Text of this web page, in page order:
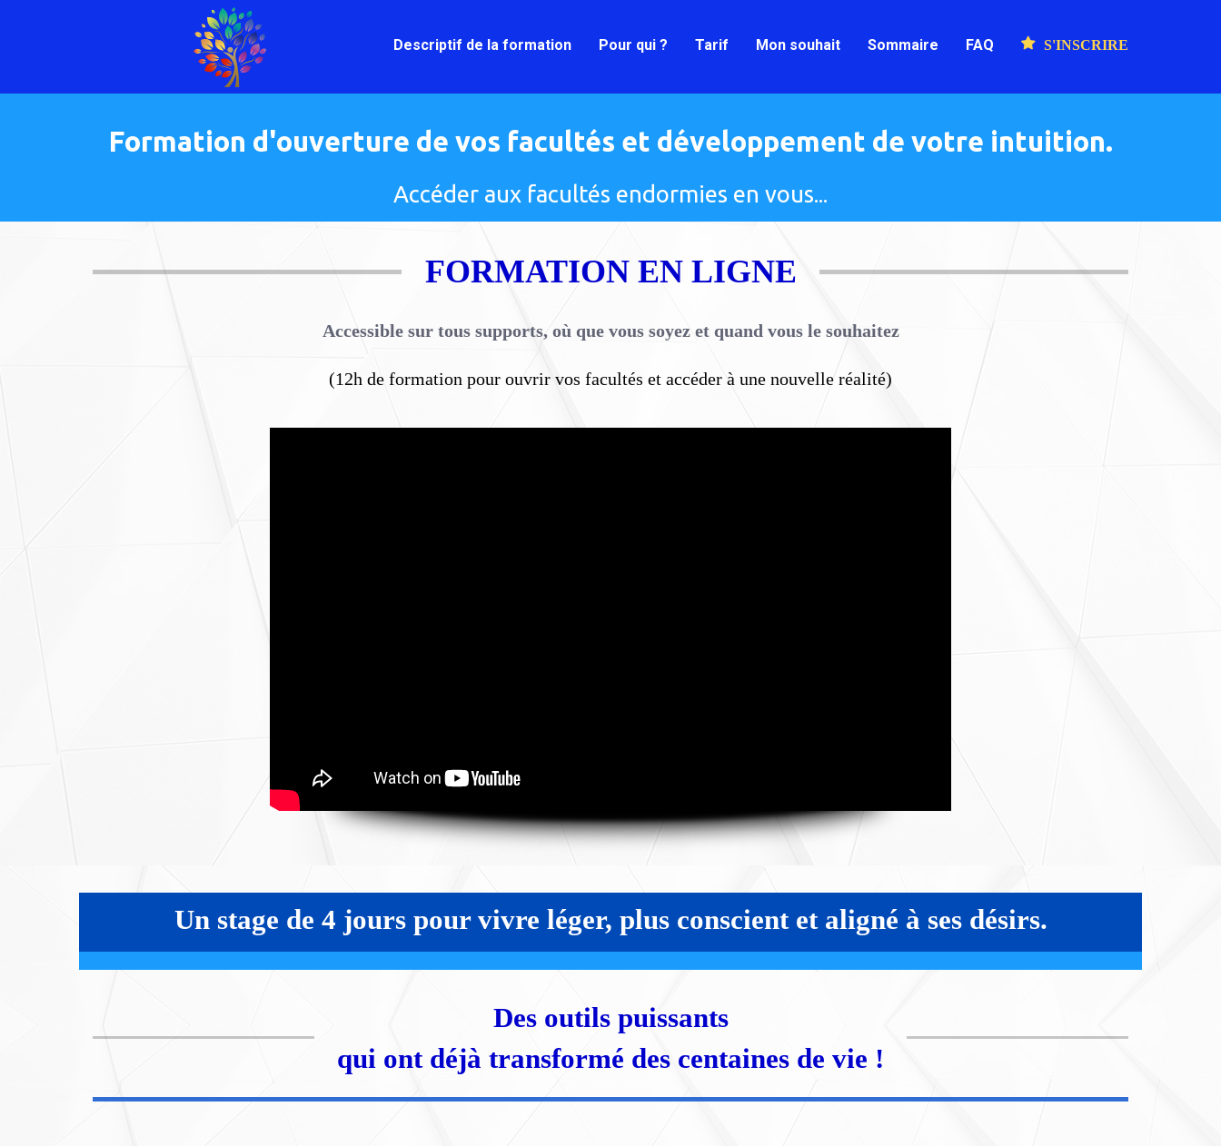
Descriptif de la formation Pour qui ? Tarif Mon souhait Sommaire FAQ S'INSCRIRE
Formation d'ouverture de vos facultés et développement de votre intuition.
Accéder aux facultés endormies en vous...
FORMATION EN LIGNE
Accessible sur tous supports, où que vous soyez et quand vous le souhaitez
(12h de formation pour ouvrir vos facultés et accéder à une nouvelle réalité)
Un stage de 4 jours pour vivre léger, plus conscient et aligné à ses désirs.
Des outils puissants
qui ont déjà transformé des centaines de vie !